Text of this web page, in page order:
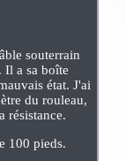
souterrain
Il a sa boîte
état. J'ai
du rouleau,
résistance.
100 pieds.